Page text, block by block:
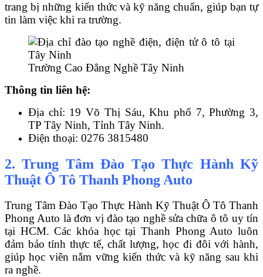
trang bị những kiến thức và kỹ năng chuẩn, giúp bạn tự
tin làm việc khi ra trường.
Trường Cao Đẳng Nghề Tây Ninh
Thông tin liên hệ:
Địa chỉ: 19 Võ Thị Sáu, Khu phố 7, Phường 3,
TP Tây Ninh, Tỉnh Tây Ninh.
Điện thoại: 0276 3815480
2. Trung Tâm Đào Tạo Thực Hành Kỹ
Thuật Ô Tô Thanh Phong Auto
Trung Tâm Đào Tạo Thực Hành Kỹ Thuật Ô Tô Thanh
Phong Auto là đơn vị đào tạo nghề sửa chữa ô tô uy tín
tại HCM. Các khóa học tại Thanh Phong Auto luôn
đảm bảo tính thực tế, chất lượng, học đi đôi với hành,
giúp học viên nắm vững kiến thức và kỹ năng sau khi
ra nghề.